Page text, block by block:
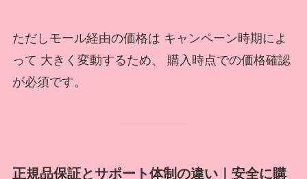
ただしモール経由の価格は キャンペーン時期によ
って 大きく変動するため、 購入時点での価格確認
が必須です。
正規品保証とサポート体制の違い｜安全に購